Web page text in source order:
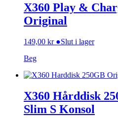
X360 Play &
Original
149,00 kr ●Slut i lager
Beg
X360 Hårddisk
Slim S Konsol